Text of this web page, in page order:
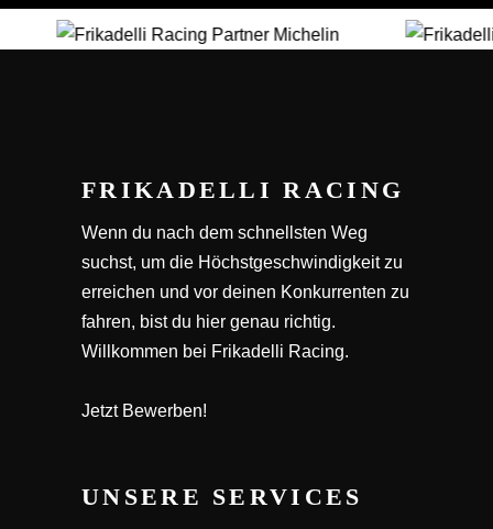
FRIKADELLI RACING
Wenn du nach dem schnellsten Weg
suchst, um die Höchstgeschwindigkeit zu
erreichen und vor deinen Konkurrenten zu
fahren, bist du hier genau richtig.
Willkommen bei Frikadelli Racing.
Jetzt Bewerben!
UNSERE SERVICES